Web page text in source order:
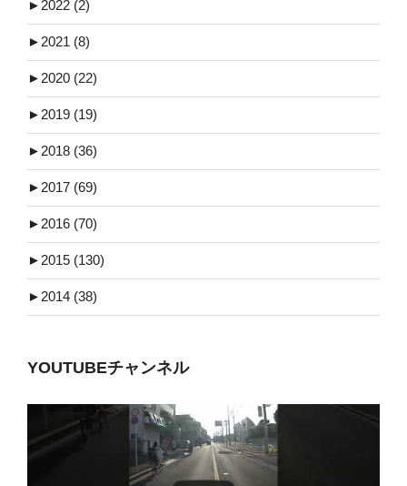
► 2022 (2)
► 2021 (8)
► 2020 (22)
► 2019 (19)
► 2018 (36)
► 2017 (69)
► 2016 (70)
► 2015 (130)
► 2014 (38)
YOUTUBEチャンネル